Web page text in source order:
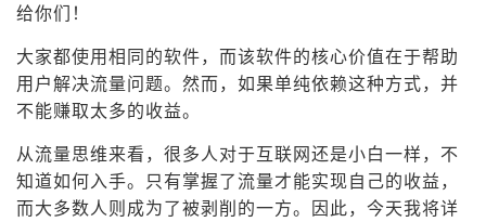
给你们！
大家都使用相同的软件，而该软件的核心价值在于帮助
用户解决流量问题。然而，如果单纯依赖这种方式，并
不能赚取太多的收益。
从流量思维来看，很多人对于互联网还是小白一样，不
知道如何入手。只有掌握了流量才能实现自己的收益，
而大多数人则成为了被剥削的一方。因此，今天我将详